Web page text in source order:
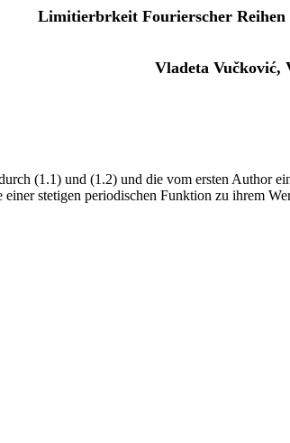
Limitierbrkeit Fourierscher
Vladeta Vučković,
(1.1) und (1.2) und die vom ersten Author
stetigen periodischen Funktion zu ihrem